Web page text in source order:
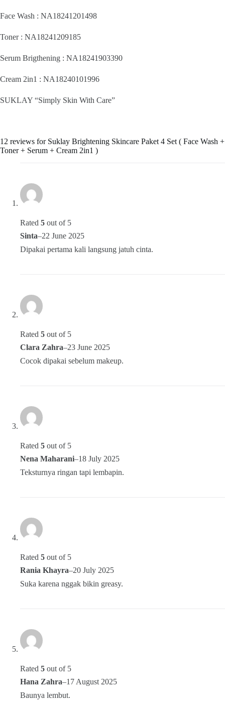
Face Wash : NA18241201498
Toner : NA18241209185
Serum Brigthening : NA18241903390
Cream 2in1 : NA18240101996
SUKLAY “Simply Skin With Care”
12 reviews for Suklay Brightening Skincare Paket 4 Set ( Face Wash +
Toner + Serum + Cream 2in1 )
Rated 5 out of 5
Sinta–22 June 2025
Dipakai pertama kali langsung jatuh cinta.
Rated 5 out of 5
Clara Zahra–23 June 2025
Cocok dipakai sebelum makeup.
Rated 5 out of 5
Nena Maharani–18 July 2025
Teksturnya ringan tapi lembapin.
Rated 5 out of 5
Rania Khayra–20 July 2025
Suka karena nggak bikin greasy.
Rated 5 out of 5
Hana Zahra–17 August 2025
Baunya lembut.